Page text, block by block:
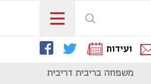
ועידות
משפחה בריבית דריבית